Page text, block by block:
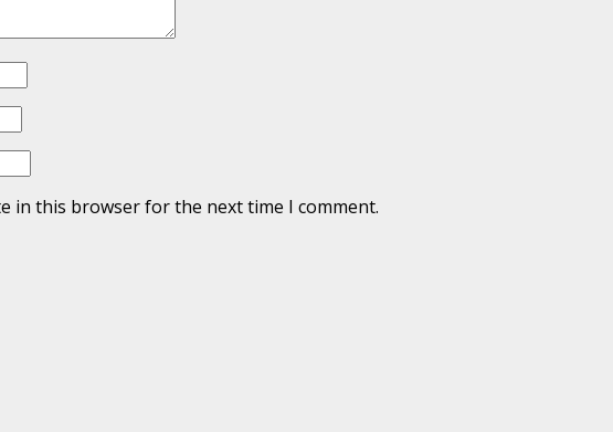
in this browser for the next time I comment.